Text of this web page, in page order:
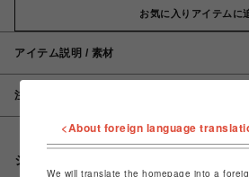
お気に入りアイテムに
アイテム説明 / 素材
注意事項
シェアする
<About foreign language
We will translate the homepage into a